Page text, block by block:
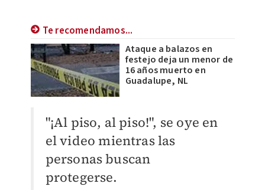
Te recomendamos...
Ataque a balazos en
festejo deja un menor de
16 años muerto en
Guadalupe, NL
"¡Al piso, al piso!", se oye en
el video mientras las
personas buscan
protegerse.